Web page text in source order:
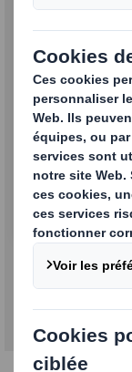
Caisses
Un
et tous les
en grandes
répondre à